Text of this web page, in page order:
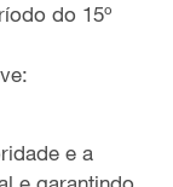
do 15º
:
e a